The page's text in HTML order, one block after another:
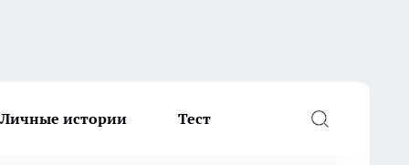
Личные истории Тест